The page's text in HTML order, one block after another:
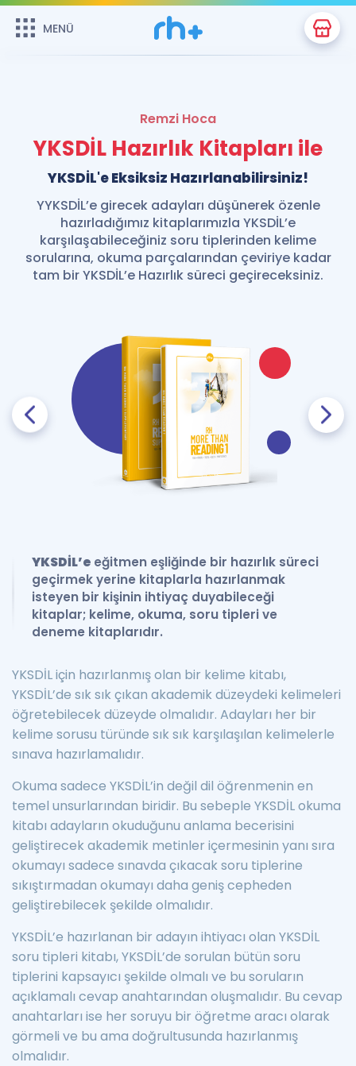
MENÜ
MENÜ
Kitaplar
Anasayfaya Git
Remzi Hoca
YKSDİL Hazırlık Kitapları ile
YKSDİL'e Eksiksiz Hazırlanabilirsiniz!
YYKSDİL’e girecek adayları düşünerek özenle
hazırladığımız kitaplarımızla YKSDİL’e
karşılaşabileceğiniz soru tiplerinden kelime
sorularına, okuma parçalarından çeviriye kadar
tam bir YKSDİL’e Hazırlık süreci geçireceksiniz.
YKSDİL’e eğitmen eşliğinde bir hazırlık süreci
geçirmek yerine kitaplarla hazırlanmak
isteyen bir kişinin ihtiyaç duyabileceği
kitaplar; kelime, okuma, soru tipleri ve
deneme kitaplarıdır.
YKSDİL için hazırlanmış olan bir kelime kitabı,
YKSDİL’de sık sık çıkan akademik düzeydeki kelimeleri
öğretebilecek düzeyde olmalıdır. Adayları her bir
kelime sorusu türünde sık sık karşılaşılan kelimelerle
sınava hazırlamalıdır.
Okuma sadece YKSDİL’in değil dil öğrenmenin en
temel unsurlarından biridir. Bu sebeple YKSDİL okuma
kitabı adayların okuduğunu anlama becerisini
geliştirecek akademik metinler içermesinin yanı sıra
okumayı sadece sınavda çıkacak soru tiplerine
sıkıştırmadan okumayı daha geniş cepheden
geliştirebilecek şekilde olmalıdır.
YKSDİL’e hazırlanan bir adayın ihtiyacı olan YKSDİL
soru tipleri kitabı, YKSDİL’de sorulan bütün soru
tiplerini kapsayıcı şekilde olmalı ve bu soruların
açıklamalı cevap anahtarından oluşmalıdır. Bu cevap
anahtarları ise her soruyu bir öğretme aracı olarak
görmeli ve bu ama doğrultusunda hazırlanmış
olmalıdır.